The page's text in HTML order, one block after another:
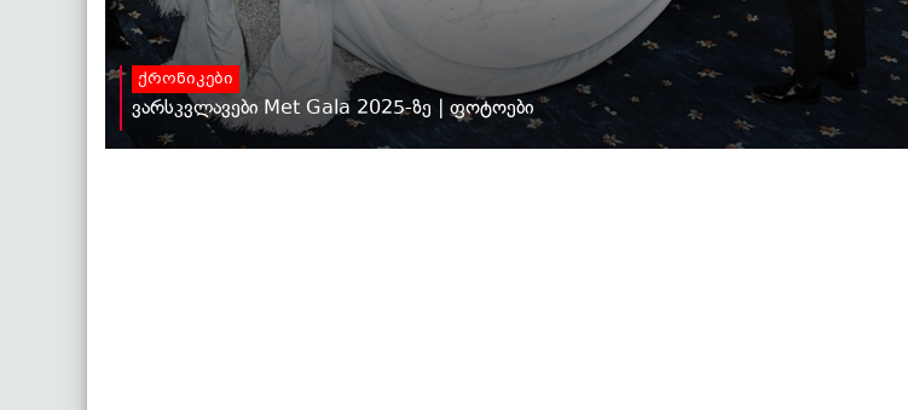
ქრონიკები
ვარსკვლავები Met Gala 2025-ზე | ფოტოები